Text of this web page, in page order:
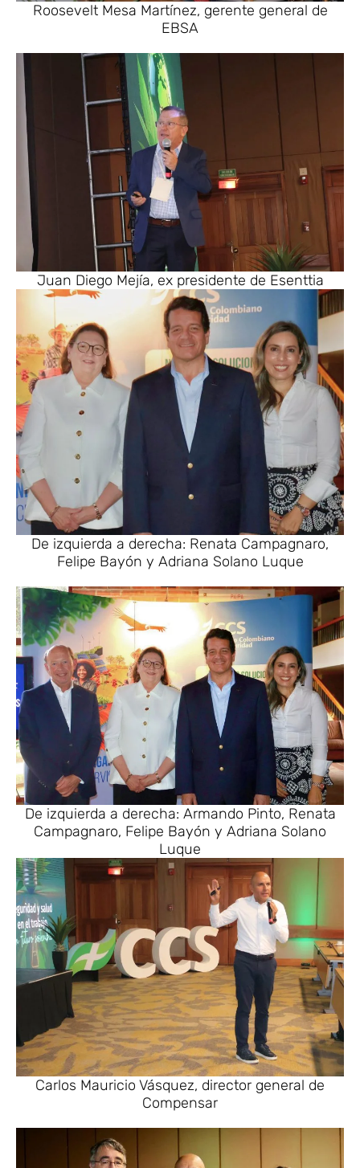
Roosevelt Mesa Martínez, gerente general de
EBSA
Juan Diego Mejía, ex presidente de Esenttia
De izquierda a derecha: Renata Campagnaro,
Felipe Bayón y Adriana Solano Luque
De izquierda a derecha: Armando Pinto, Renata
Campagnaro, Felipe Bayón y Adriana Solano
Luque
Carlos Mauricio Vásquez, director general de
Compensar